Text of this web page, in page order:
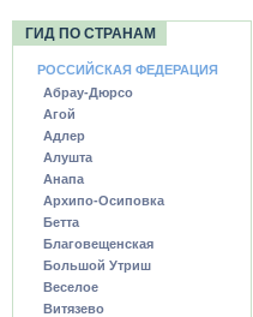
ГИД ПО СТРАНАМ
РОССИЙСКАЯ ФЕДЕРАЦИЯ
Абрау-Дюрсо
Агой
Адлер
Алушта
Анапа
Архипо-Осиповка
Бетта
Благовещенская
Большой Утриш
Веселое
Витязево